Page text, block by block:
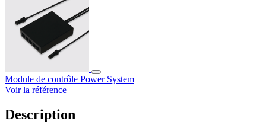
Module de contrôle Power System
Voir la référence
Description